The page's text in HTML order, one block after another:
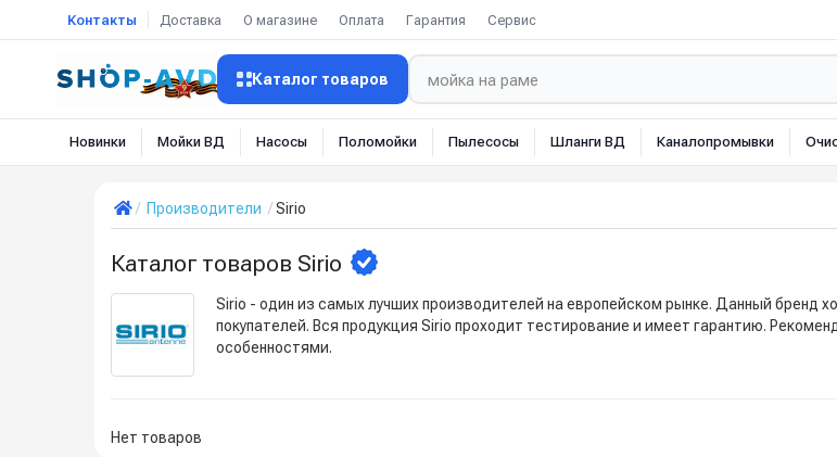
Контакты Доставка О магазине Оплата Гарантия Сервис
Каталог товаров
Новинки Мойки ВД Насосы Поломойки Пылесосы Шланги ВД Каналопромывки
Производители Sirio
Каталог товаров Sirio
Sirio - один из самых лучших производителей на европейском рынке. Данный бренд
покупателей. Вся продукция Sirio проходит тестирование и имеет гарантию.
особенностями.
Нет товаров